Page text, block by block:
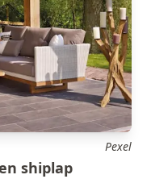
Pexel
shiplap